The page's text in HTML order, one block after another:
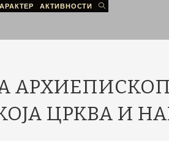
АКТИВНОСТИ
ЦРКВА И